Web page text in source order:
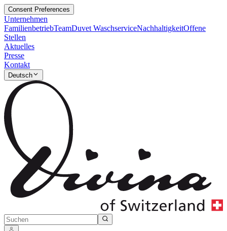
Consent Preferences
Unternehmen
FamilienbetriebTeamDuvet WaschserviceNachhaltigkeitOffene
Stellen
Aktuelles
Presse
Kontakt
Deutsch